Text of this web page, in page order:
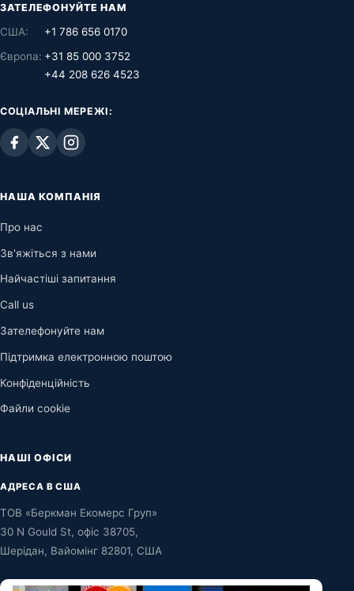
ЗАТЕЛЕФОНУЙТЕ НАМ
США:
+1 786 656 0170
Європа: +31 85 000 3752
+44 208 626 4523
СОЦІАЛЬНІ МЕРЕЖІ:
НАША КОМПАНІЯ
Про нас
Зв'яжіться з нами
Найчастіші запитання
Call us
Зателефонуйте нам
Підтримка електронною поштою
Конфіденційність
Файли cookie
НАШІ ОФІСИ
АДРЕСА В США
ТОВ «Беркман Екомерс Груп»
30 N Gould St, офіс 38705,
Шерідан, Вайомінг 82801, США